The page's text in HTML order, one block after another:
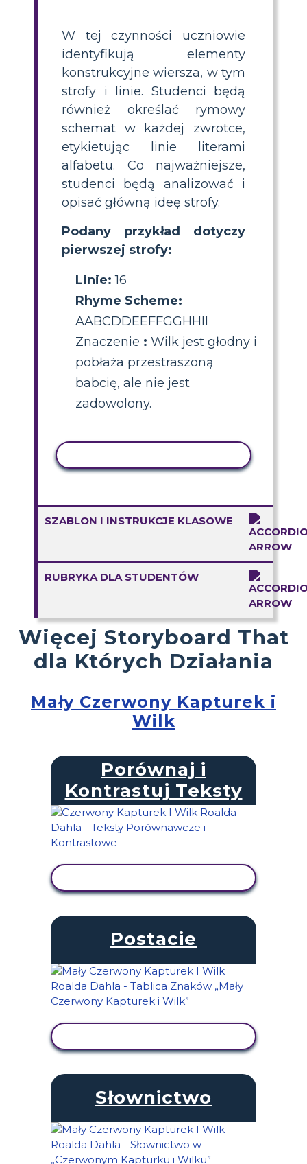
W tej czynności uczniowie
identyfikują elementy
konstrukcyjne wiersza, w tym
strofy i linie. Studenci będą
również określać rymowy
schemat w każdej zwrotce,
etykietując linie literami
alfabetu. Co najważniejsze,
studenci będą analizować i
opisać główną ideę strofy.
Podany przykład dotyczy
pierwszej strofy:
Linie: 16
Rhyme Scheme:
AABCDDEEFFGGHHII
Znaczenie : Wilk jest głodny i
pobłaża przestraszoną
babcię, ale nie jest
zadowolony.
SZABLON I INSTRUKCJE KLASOWE
RUBRYKA DLA STUDENTÓW
Więcej Storyboard That
dla Których Działania
Mały Czerwony Kapturek i
Wilk
Porównaj i
Kontrastuj Teksty
Postacie
Słownictwo